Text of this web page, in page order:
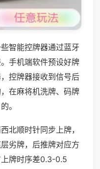
智能控牌器通过蓝牙
手机端软件预设好牌
控牌器接收到信号后
在麻将机洗牌、码牌
。
北顺时针同步上牌，
劣牌，后推牌对应方
牌时序差0.3-0.5